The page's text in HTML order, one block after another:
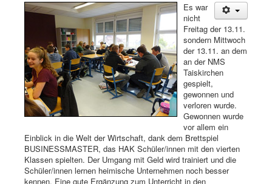
Es war
nicht
Freitag der 13.11.
sondern Mittwoch
der 13.11. an dem
an der NMS
Taiskirchen
gespielt,
gewonnen und
verloren wurde.
Gewonnen wurde
vor allem ein
Einblick in die Welt der Wirtschaft, dank dem Brettspiel
BUSINESSMASTER, das HAK Schüler/innen mit den vierten
Klassen spielten. Der Umgang mit Geld wird trainiert und die
Schüler/innen lernen heimische Unternehmen noch besser
kennen. Eine gute Ergänzung zum Unterricht in den